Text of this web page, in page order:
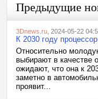
Предыдущие
3Dnews.ru , 2024-05-22
К 2030 году
Относительно
выбирают в качестве
ожидают, что она к
заметно в
проявит...